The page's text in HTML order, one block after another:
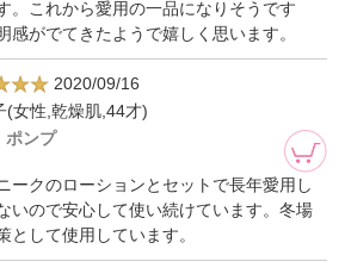
。これから愛用の一品になりそうです
感がでてきたようで嬉しく思います。
2020/09/16
(女性,乾燥肌,44才)
ポンプ
ークのローションとセットで長年愛用し
いので安心して使い続けています。冬場
として使用しています。